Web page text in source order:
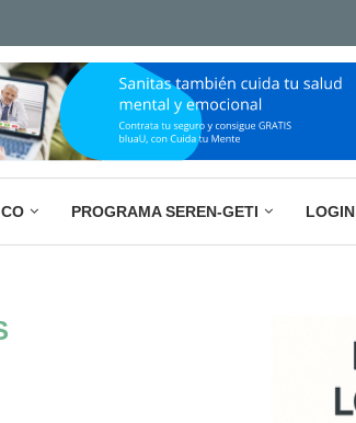
PROGRAMA SEREN-GETI LOGIN